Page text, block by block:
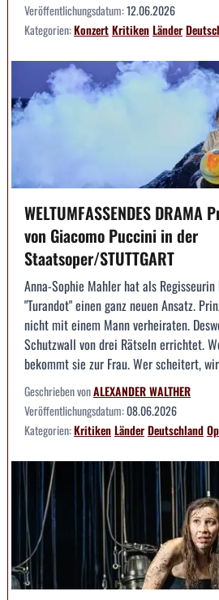
Veröffentlichungsdatum:12.06.2026
Kategorien:KonzertKritikenLänder
WELTUMFASSENDES
von Giacomo Puccini in der
Staatsoper/STUTTGART
Anna-Sophie Mahler hat als
"Turandot" einen ganz neuen Ansatz.
nicht mit einem Mann verheiraten.
Schutzwall von drei Rätseln errichtet.
bekommt sie zur Frau. Wer scheitert,
Geschrieben vonALEXANDER WALTHER
Veröffentlichungsdatum:08.06.2026
Kategorien:KritikenLänderDeutschland